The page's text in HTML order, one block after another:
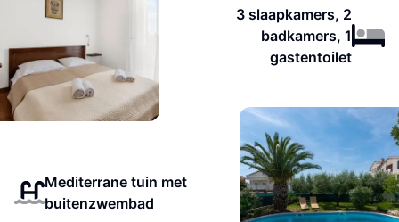
3 slaapkamers, 2
badkamers, 1
gastentoilet
Mediterrane tuin met
buitenzwembad